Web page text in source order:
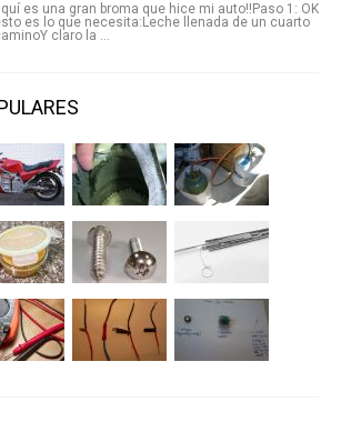
es una gran broma que hice mi auto!!Paso 1: OK
es lo que necesita:Leche llenada de un cuarto
claro la ...